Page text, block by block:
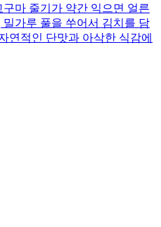
마 줄기가 약간 익으면 얼른
가루 풀을 쑤어서 김치를 담
연적인 단맛과 아삭한 식감에